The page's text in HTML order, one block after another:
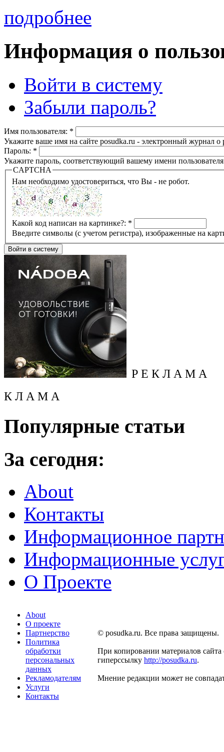
подробнее
Информация о
Войти в систему
Забыли пароль?
Имя пользователя: *
Укажите ваше имя на сайте posudka.ru - электронный журнал
Пароль: *
Укажите пароль, соответствующий вашему имени
CAPTCHA
Нам необходимо удостовериться, что Вы - не робот.
Какой код написан на картинке?: *
Введите символы (с учетом регистра), изображенные на
Р Е К Л А М А
К Л А М А
Популярные статьи
За сегодня:
About
Контакты
Информационное
Информационные
О Проекте
About
О проекте
Партнерство
Политика
обработки
персональных
данных
Рекламодателям
Услуги
Контакты
© posudka.ru. Все права защищены.
При копировании материалов сайта
гиперссылку http://posudka.ru.
Мнение редакции может не